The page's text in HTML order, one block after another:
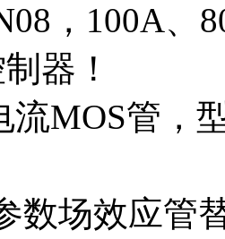
，100A、
器！
流MOS管，
数场效应管